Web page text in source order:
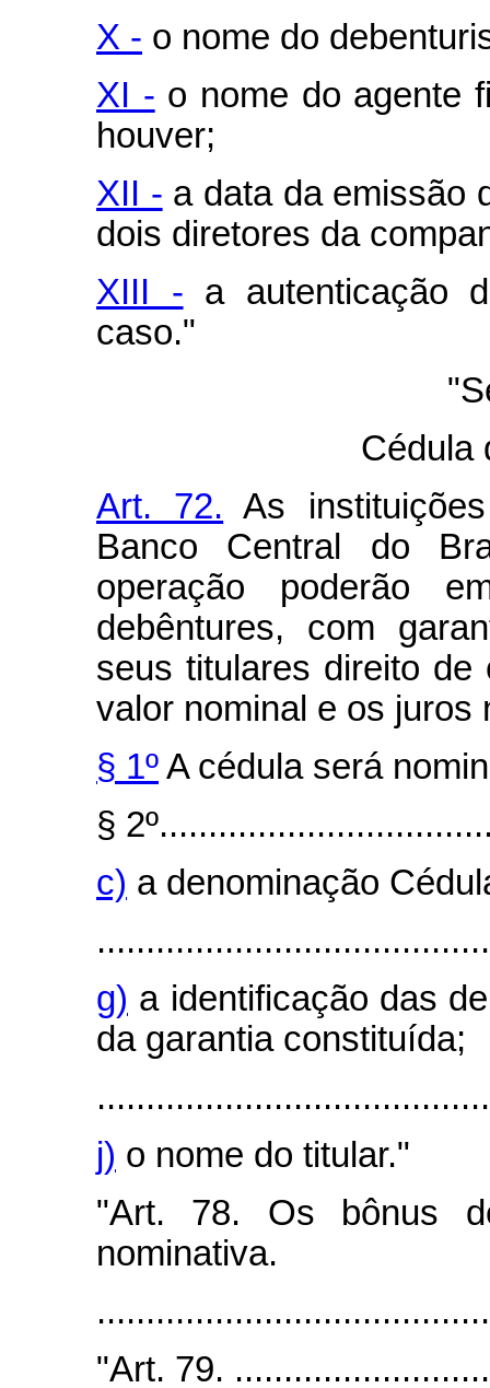
X - o nome do
XI - o nome do agente
houver;
XII - a data da emissão
dois diretores da
XIII - a autenticação
caso."
Cédula
Art. 72. As
Banco Central do
operação poderão
debêntures, com
seus titulares direito de
valor nominal e os juros
§ 1ºA cédula será
§
c) a denominação
g) a identificação das
da garantia constituída;
j) o nome do titular."
"Art. 78. Os bônus
nominativa.
"Art. 79.